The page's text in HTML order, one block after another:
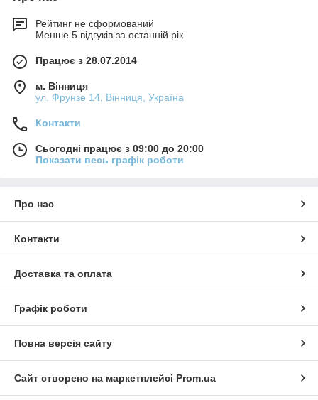
Рейтинг не сформований
Менше 5 відгуків за останній рік
Працює з 28.07.2014
м. Вінниця
ул. Фрунзе 14, Вінниця, Україна
Контакти
Сьогодні працює з 09:00 до 20:00
Показати весь графік роботи
Про нас
Контакти
Доставка та оплата
Графік роботи
Повна версія сайту
Сайт створено на маркетплейсі Prom.ua